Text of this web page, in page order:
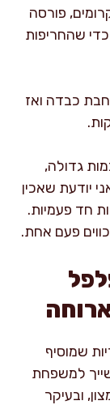
פורסה
שהחריפות
כבדה ואז
גדולה,
יודעת שאכין
חד פעמיות.
פעם אחת.
שמוסיף
למשפחת
ובעיקר